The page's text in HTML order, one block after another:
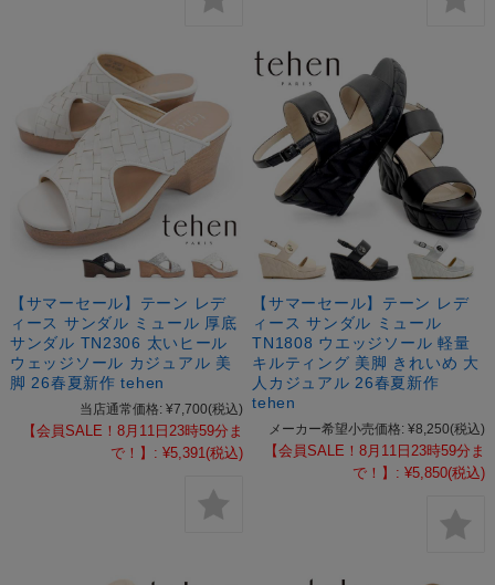
【サマーセール】テーン レデ
ィース サンダル ミュール 厚底
サンダル TN2306 太いヒール
ウェッジソール カジュアル 美
脚 26春夏新作 tehen
当店通常価格: ¥7,700(税込)
【会員SALE！8月11日23時59分ま
で！】: ¥5,391 (税込)
【サマーセール】テーン レデ
ィース サンダル ミュール
TN1808 ウエッジソール 軽量
キルティング 美脚 きれいめ 大
人カジュアル 26春夏新作
tehen
メーカー希望小売価格: ¥8,250(税込)
【会員SALE！8月11日23時59分ま
で！】: ¥5,850(税込)